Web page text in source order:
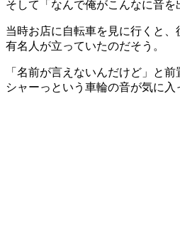
そして「なんで俺がこんなに音
当時お店に自転車を見に行くと
有名人が立っていたのだそう。
「名前が言えないんだけど」と
シャーっという車輪の音が気に入